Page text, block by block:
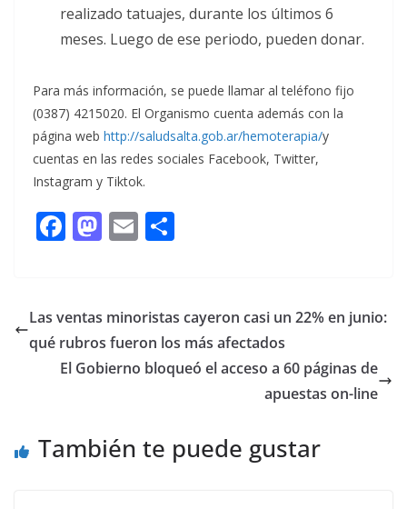
realizado tatuajes, durante los últimos 6
meses. Luego de ese periodo, pueden donar.
Para más información, se puede llamar al teléfono fijo
(0387) 4215020. El Organismo cuenta además con la
página web http://saludsalta.gob.ar/hemoterapia/y
cuentas en las redes sociales Facebook, Twitter,
Instagram y Tiktok.
F
b
o
o
M
d
o
n
E
l p
ar
ti
Las ventas minoristas cayeron casi un 22% en junio:
qué rubros fueron los más afectados
El Gobierno bloqueó el acceso a 60 páginas de
apuestas on-line
También te puede gustar